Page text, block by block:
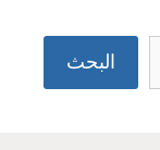
البحث